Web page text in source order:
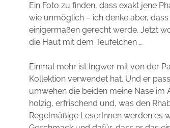
Ein Foto zu finden, dass exakt jene
wie unmöglich – ich denke aber,
einigermaßen gerecht werde. Jetzt
die Haut mit dem Teufelchen …
Einmal mehr ist Ingwer mit von der
Kollektion verwendet hat. Und er
umwehen die beiden meine Nase
holzig, erfrischend und, was den
Regelmäßige LeserInnen werden es